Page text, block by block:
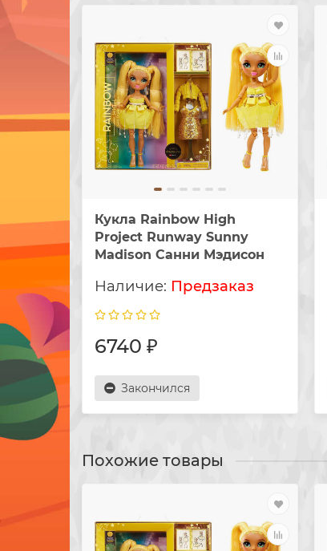
Кукла Rainbow High
Project Runway Sunny
Madison Санни Мэдисон
Предзаказ
6740 ₽
Закончился
Похожие товары